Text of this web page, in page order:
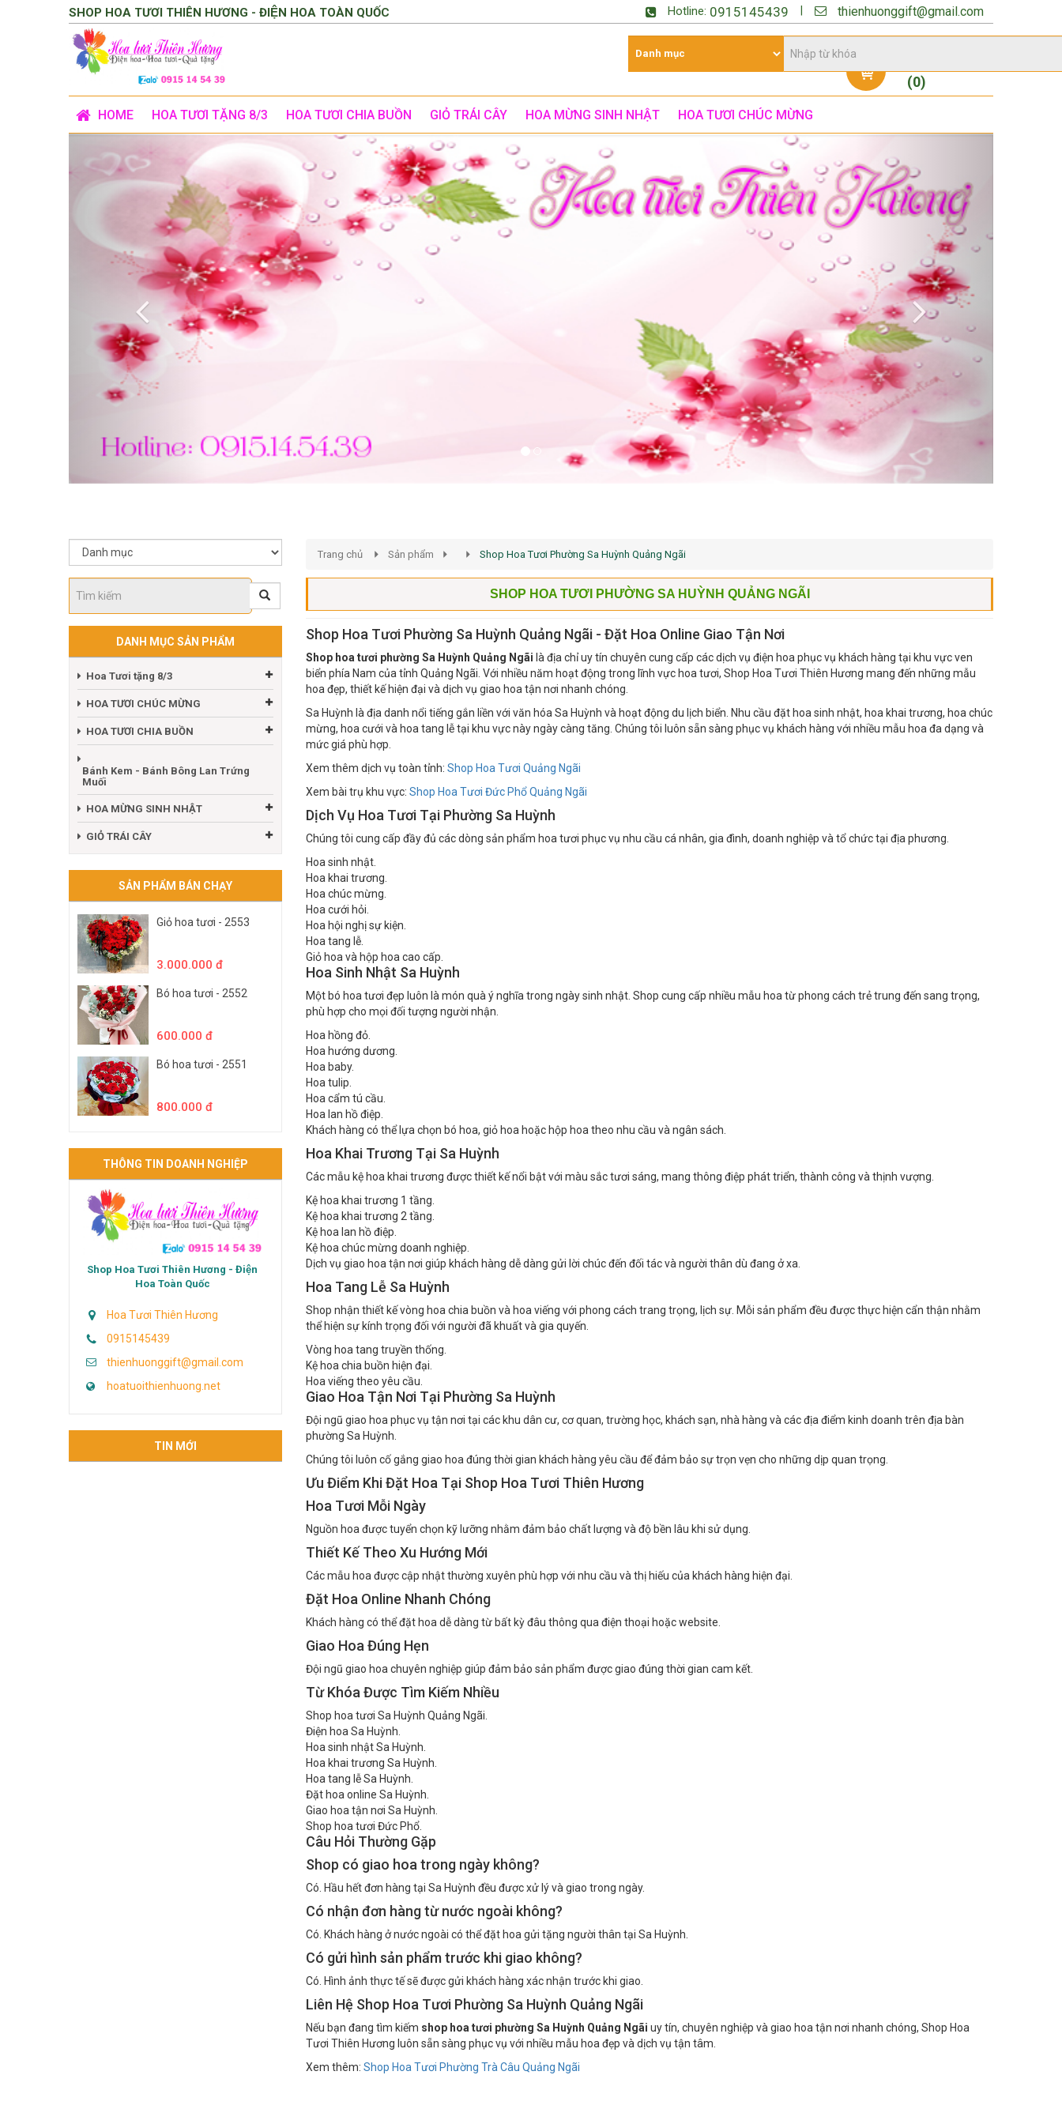
SHOP HOA TƯƠI THIÊN HƯƠNG - ĐIỆN HOA TOÀN QUỐC Hotline: 0915145439 thienhuonggift@gmail.com
(0)
HOME HOA TƯƠI TẶNG 8/3 HOA TƯƠI CHIA BUỒN GIỎ TRÁI CÂY HOA MỪNG SINH NHẬT HOA TƯƠI CHÚC MỪNG
Previous
DANH MỤC SẢN PHẨM
Hoa Tươi tặng 8/3
HOA TƯƠI CHÚC MỪNG
HOA TƯƠI CHIA BUỒN
Bánh Kem - Bánh Bông Lan Trứng
Muối
HOA MỪNG SINH NHẬT
GIỎ TRÁI CÂY
SẢN PHẨM BÁN CHẠY
Giỏ hoa tươi - 2553
3.000.000 đ
Bó hoa tươi - 2552
600.000 đ
Bó hoa tươi - 2551
800.000 đ
THÔNG TIN DOANH NGHIỆP
Shop Hoa Tươi Thiên Hương - Điện
Hoa Toàn Quốc
Hoa Tươi Thiên Hương
0915145439
thienhuonggift@gmail.com
hoatuoithienhuong.net
TIN MỚI
Trang chủ Sản phẩm Shop Hoa Tươi Phường Sa Huỳnh Quảng Ngãi
SHOP HOA TƯƠI PHƯỜNG SA HUỲNH QUẢNG NGÃI
Shop Hoa Tươi Phường Sa Huỳnh Quảng Ngãi - Đặt Hoa Online Giao Tận Nơi
Shop hoa tươi phường Sa Huỳnh Quảng Ngãi là địa chỉ uy tín chuyên cung cấp các dịch vụ điện hoa phục vụ khách hàng tại khu vực ven
biển phía Nam của tỉnh Quảng Ngãi. Với nhiều năm hoạt động trong lĩnh vực hoa tươi, Shop Hoa Tươi Thiên Hương mang đến những mẫu
hoa đẹp, thiết kế hiện đại và dịch vụ giao hoa tận nơi nhanh chóng.
Sa Huỳnh là địa danh nổi tiếng gắn liền với văn hóa Sa Huỳnh và hoạt động du lịch biển. Nhu cầu đặt hoa sinh nhật, hoa khai trương, hoa chúc
mừng, hoa cưới và hoa tang lễ tại khu vực này ngày càng tăng. Chúng tôi luôn sẵn sàng phục vụ khách hàng với nhiều mẫu hoa đa dạng và
mức giá phù hợp.
Xem thêm dịch vụ toàn tỉnh: Shop Hoa Tươi Quảng Ngãi
Xem bài trụ khu vực: Shop Hoa Tươi Đức Phổ Quảng Ngãi
Dịch Vụ Hoa Tươi Tại Phường Sa Huỳnh
Chúng tôi cung cấp đầy đủ các dòng sản phẩm hoa tươi phục vụ nhu cầu cá nhân, gia đình, doanh nghiệp và tổ chức tại địa phương.
Hoa sinh nhật.
Hoa khai trương.
Hoa chúc mừng.
Hoa cưới hỏi.
Hoa hội nghị sự kiện.
Hoa tang lễ.
Giỏ hoa và hộp hoa cao cấp.
Hoa Sinh Nhật Sa Huỳnh
Một bó hoa tươi đẹp luôn là món quà ý nghĩa trong ngày sinh nhật. Shop cung cấp nhiều mẫu hoa từ phong cách trẻ trung đến sang trọng,
phù hợp cho mọi đối tượng người nhận.
Hoa hồng đỏ.
Hoa hướng dương.
Hoa baby.
Hoa tulip.
Hoa cẩm tú cầu.
Hoa lan hồ điệp.
Khách hàng có thể lựa chọn bó hoa, giỏ hoa hoặc hộp hoa theo nhu cầu và ngân sách.
Hoa Khai Trương Tại Sa Huỳnh
Các mẫu kệ hoa khai trương được thiết kế nổi bật với màu sắc tươi sáng, mang thông điệp phát triển, thành công và thịnh vượng.
Kệ hoa khai trương 1 tầng.
Kệ hoa khai trương 2 tầng.
Kệ hoa lan hồ điệp.
Kệ hoa chúc mừng doanh nghiệp.
Dịch vụ giao hoa tận nơi giúp khách hàng dễ dàng gửi lời chúc đến đối tác và người thân dù đang ở xa.
Hoa Tang Lễ Sa Huỳnh
Shop nhận thiết kế vòng hoa chia buồn và hoa viếng với phong cách trang trọng, lịch sự. Mỗi sản phẩm đều được thực hiện cẩn thận nhằm
thể hiện sự kính trọng đối với người đã khuất và gia quyến.
Vòng hoa tang truyền thống.
Kệ hoa chia buồn hiện đại.
Hoa viếng theo yêu cầu.
Giao Hoa Tận Nơi Tại Phường Sa Huỳnh
Đội ngũ giao hoa phục vụ tận nơi tại các khu dân cư, cơ quan, trường học, khách sạn, nhà hàng và các địa điểm kinh doanh trên địa bàn
phường Sa Huỳnh.
Chúng tôi luôn cố gắng giao hoa đúng thời gian khách hàng yêu cầu để đảm bảo sự trọn vẹn cho những dịp quan trọng.
Ưu Điểm Khi Đặt Hoa Tại Shop Hoa Tươi Thiên Hương
Hoa Tươi Mỗi Ngày
Nguồn hoa được tuyển chọn kỹ lưỡng nhằm đảm bảo chất lượng và độ bền lâu khi sử dụng.
Thiết Kế Theo Xu Hướng Mới
Các mẫu hoa được cập nhật thường xuyên phù hợp với nhu cầu và thị hiếu của khách hàng hiện đại.
Đặt Hoa Online Nhanh Chóng
Khách hàng có thể đặt hoa dễ dàng từ bất kỳ đâu thông qua điện thoại hoặc website.
Giao Hoa Đúng Hẹn
Đội ngũ giao hoa chuyên nghiệp giúp đảm bảo sản phẩm được giao đúng thời gian cam kết.
Từ Khóa Được Tìm Kiếm Nhiều
Shop hoa tươi Sa Huỳnh Quảng Ngãi.
Điện hoa Sa Huỳnh.
Hoa sinh nhật Sa Huỳnh.
Hoa khai trương Sa Huỳnh.
Hoa tang lễ Sa Huỳnh.
Đặt hoa online Sa Huỳnh.
Giao hoa tận nơi Sa Huỳnh.
Shop hoa tươi Đức Phổ.
Câu Hỏi Thường Gặp
Shop có giao hoa trong ngày không?
Có. Hầu hết đơn hàng tại Sa Huỳnh đều được xử lý và giao trong ngày.
Có nhận đơn hàng từ nước ngoài không?
Có. Khách hàng ở nước ngoài có thể đặt hoa gửi tặng người thân tại Sa Huỳnh.
Có gửi hình sản phẩm trước khi giao không?
Có. Hình ảnh thực tế sẽ được gửi khách hàng xác nhận trước khi giao.
Liên Hệ Shop Hoa Tươi Phường Sa Huỳnh Quảng Ngãi
Nếu bạn đang tìm kiếm shop hoa tươi phường Sa Huỳnh Quảng Ngãi uy tín, chuyên nghiệp và giao hoa tận nơi nhanh chóng, Shop Hoa
Tươi Thiên Hương luôn sẵn sàng phục vụ với nhiều mẫu hoa đẹp và dịch vụ tận tâm.
Xem thêm: Shop Hoa Tươi Phường Trà Câu Quảng Ngãi